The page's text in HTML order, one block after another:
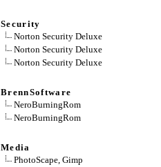
Security
Norton Security Deluxe
Norton Security Deluxe
Norton Security Deluxe
BrennSoftware
NeroBurningRom
NeroBurningRom
Media
PhotoScape, Gimp